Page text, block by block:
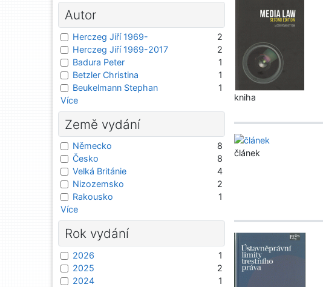
kniha
článek
Autor
Herczeg Jiří 1969-
2
Herczeg Jiří 1969-2017
2
Badura Peter
1
Betzler Christina
1
Beukelmann Stephan
1
Více
Země vydání
Německo
8
Česko
8
Velká Británie
4
Nizozemsko
2
Rakousko
1
Více
Rok vydání
2026
1
2025
2
2024
1